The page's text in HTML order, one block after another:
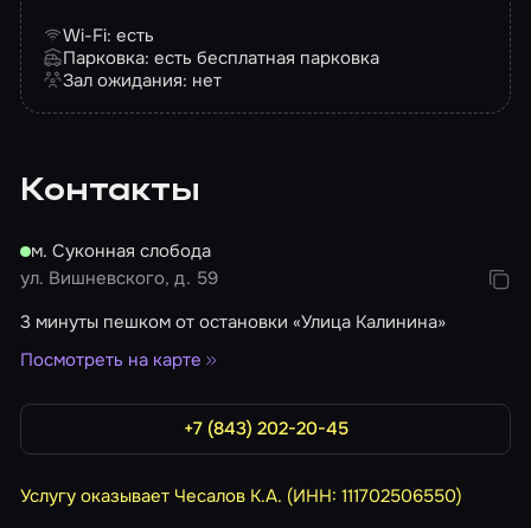
Wi-Fi: есть
Парковка: есть бесплатная парковка
Зал ожидания: нет
Контакты
м. Суконная слобода
ул. Вишневского, д. 59
3 минуты пешком от остановки «Улица Калинина»
Посмотреть на карте
+7 (843) 202-20-45
Услугу оказывает Чесалов К.А. (ИНН: 111702506550)